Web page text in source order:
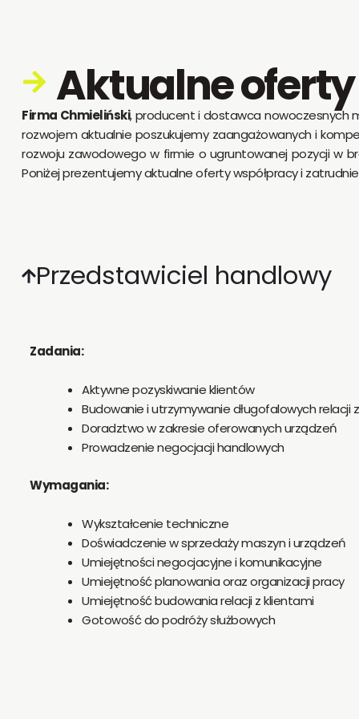
Aktualne
Firma Chmieliński, producent i dostawca nowoczesnych
rozwojem aktualnie poszukujemy zaangażowanych i
rozwoju zawodowego w firmie o ugruntowanej pozycji w
Poniżej prezentujemy aktualne oferty współpracy i
Przedstawiciel handlowy
Zadania:
Aktywne pozyskiwanie klientów
Budowanie i utrzymywanie długofalowych relacji
Doradztwo w zakresie oferowanych urządzeń
Prowadzenie negocjacji handlowych
Wymagania:
Wykształcenie techniczne
Doświadczenie w sprzedaży maszyn i urządzeń
Umiejętności negocjacyjne i komunikacyjne
Umiejętność planowania oraz organizacji pracy
Umiejętność budowania relacji z klientami
Gotowość do podróży służbowych